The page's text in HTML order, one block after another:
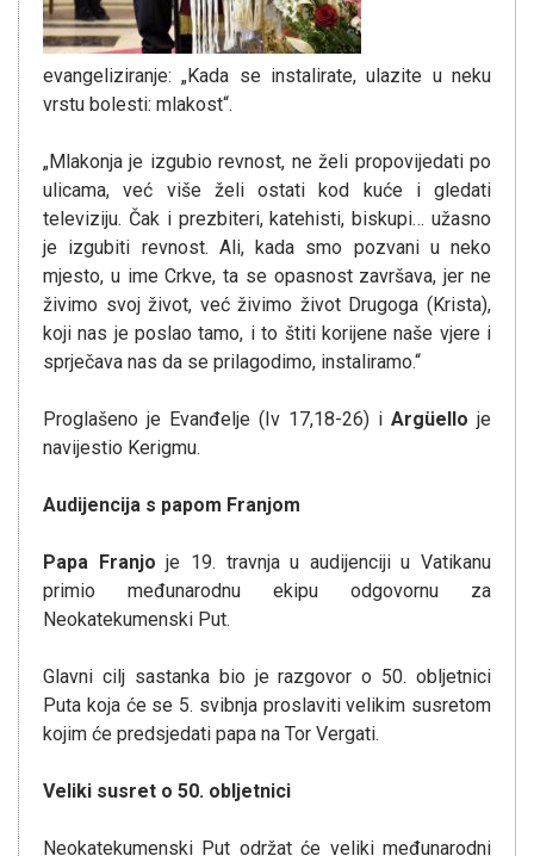
evangeliziranje: „Kada se instalirate, ulazite u neku
vrstu bolesti: mlakost“.
„Mlakonja je izgubio revnost, ne želi propovijedati po
ulicama, već više želi ostati kod kuće i gledati
televiziju. Čak i prezbiteri, katehisti, biskupi… užasno
je izgubiti revnost. Ali, kada smo pozvani u neko
mjesto, u ime Crkve, ta se opasnost završava, jer ne
živimo svoj život, već živimo život Drugoga (Krista),
koji nas je poslao tamo, i to štiti korijene naše vjere i
sprječava nas da se prilagodimo, instaliramo.“
Proglašeno je Evanđelje (Iv 17,18-26) i Argüello je
navijestio Kerigmu.
Audijencija s papom Franjom
Papa Franjoje 19. travnja u audijenciji u Vatikanu
primio međunarodnu ekipu odgovornu za
Neokatekumenski Put.
Glavni cilj sastanka bio je razgovor o 50. obljetnici
Puta koja će se 5. svibnja proslaviti velikim susretom
kojim će predsjedati papa na Tor Vergati.
Veliki susret o 50. obljetnici
Neokatekumenski Put održat će veliki međunarodni